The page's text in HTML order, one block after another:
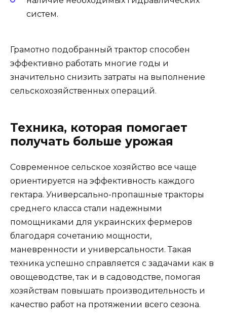
систем.
Грамотно подобранный трактор способен
эффективно работать многие годы и
значительно снизить затраты на выполнение
сельскохозяйственных операций.
Техника, которая помогает
получать больше урожая
Современное сельское хозяйство все чаще
ориентируется на эффективность каждого
гектара. Универсально-пропашные тракторы
среднего класса стали надежными
помощниками для украинских фермеров
благодаря сочетанию мощности,
маневренности и универсальности. Такая
техника успешно справляется с задачами как в
овощеводстве, так и в садоводстве, помогая
хозяйствам повышать производительность и
качество работ на протяжении всего сезона.